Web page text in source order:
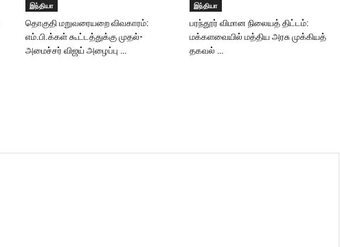
இந்தியா
தொகுதி மறுவரையறை விவகாரம்:
எம்.பி.க்கள் கூட்டத்துக்கு முதல்-
அமைச்சர் விஜய் அழைப்பு …
இந்தியா
பரந்தூர் விமான நிலையத் திட்டம்:
மக்களவையில் மத்திய அரசு முக்கியத்
தகவல் …